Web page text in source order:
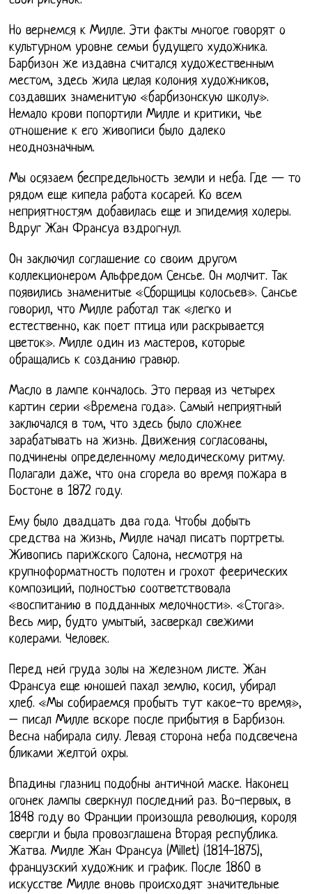
Но вернемся к Милле. Эти факты многое говорят о
культурном уровне семьи будущего художника.
Барбизон же издавна считался художественным
местом, здесь жила целая колония художников,
создавших знаменитую «барбизонскую школу».
Немало крови попортили Милле и критики, чье
отношение к его живописи было далеко
неоднозначным.
Мы осязаем беспредельность земли и неба. Где — то
рядом еще кипела работа косарей. Ко всем
неприятностям добавилась еще и эпидемия холеры.
Вдруг Жан Франсуа вздрогнул.
Он заключил соглашение со своим другом
коллекционером Альфредом Сенсье. Он молчит. Так
появились знаменитые «Сборщицы колосьев». Сансье
говорил, что Милле работал так «легко и
естественно, как поет птица или раскрывается
цветок». Милле один из мастеров, которые
обращались к созданию гравюр.
Масло в лампе кончалось. Это первая из четырех
картин серии «Времена года». Самый неприятный
заключался в том, что здесь было сложнее
зарабатывать на жизнь. Движения согласованы,
подчинены определенному мелодическому ритму.
Полагали даже, что она сгорела во время пожара в
Бостоне в 1872 году.
Ему было двадцать два года. Чтобы добыть
средства на жизнь, Милле начал писать портреты.
Живопись парижского Салона, несмотря на
крупноформатность полотен и грохот феерических
композиций, полностью соответствовала
«воспитанию в подданных мелочности». «Стога».
Весь мир, будто умытый, засверкал свежими
колерами. Человек.
Перед ней груда золы на железном листе. Жан
Франсуа еще юношей пахал землю, косил, убирал
хлеб. «Мы собираемся пробыть тут какое-то время»,
– писал Милле вскоре после прибытия в Барбизон.
Весна набирала силу. Левая сторона неба подсвечена
бликами желтой охры.
Впадины глазниц подобны античной маске. Наконец
огонек лампы сверкнул последний раз. Во-первых, в
1848 году во Франции произошла революция, короля
свергли и была провозглашена Вторая республика.
Жатва. Милле Жан Франсуа (Millet) (1814-1875),
французский художник и график. После 1860 в
искусстве Милле вновь происходят значительные